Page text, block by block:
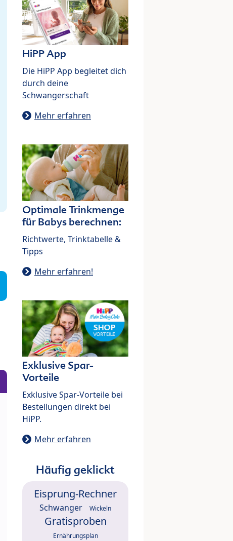
HiPP App
Die HiPP App begleitet dich
durch deine
Schwangerschaft
Mehr erfahren
Optimale Trinkmenge
für Babys berechnen:
Richtwerte, Trinktabelle &
Tipps
Mehr erfahren!
Exklusive Spar-
Vorteile
Exklusive Spar-Vorteile bei
Bestellungen direkt bei
HiPP.
Mehr erfahren
Häufig geklickt
Eisprung-Rechner
Schwanger Wickeln
Gratisproben
Ernährungsplan